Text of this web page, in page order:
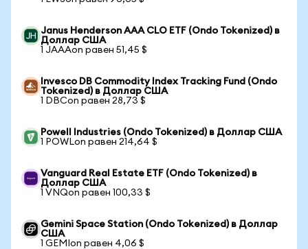
Janus Henderson AAA CLO ETF (Ondo Tokenized) в
Доллар США
1 JAAAon равен 51,45 $
Invesco DB Commodity Index Tracking Fund (Ondo
Tokenized) в Доллар США
1 DBCon равен 28,73 $
Powell Industries (Ondo Tokenized) в Доллар США
1 POWLon равен 214,64 $
Vanguard Real Estate ETF (Ondo Tokenized) в
Доллар США
1 VNQon равен 100,33 $
Gemini Space Station (Ondo Tokenized) в Доллар
США
1 GEMIon равен 4,06 $